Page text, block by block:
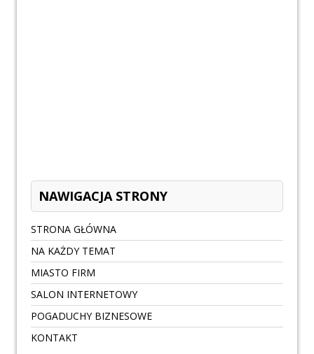
NAWIGACJA STRONY
STRONA GŁÓWNA
NA KAŻDY TEMAT
MIASTO FIRM
SALON INTERNETOWY
POGADUCHY BIZNESOWE
KONTAKT